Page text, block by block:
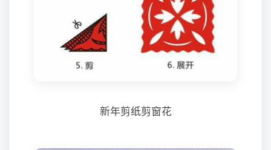
新年剪纸剪窗花